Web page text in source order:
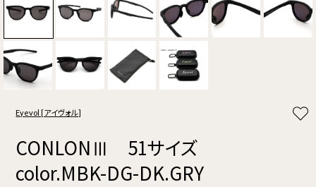
Eyevol [アイヴォル]
CONLONⅢ 51サイズ
color.MBK-DG-DK.GRY